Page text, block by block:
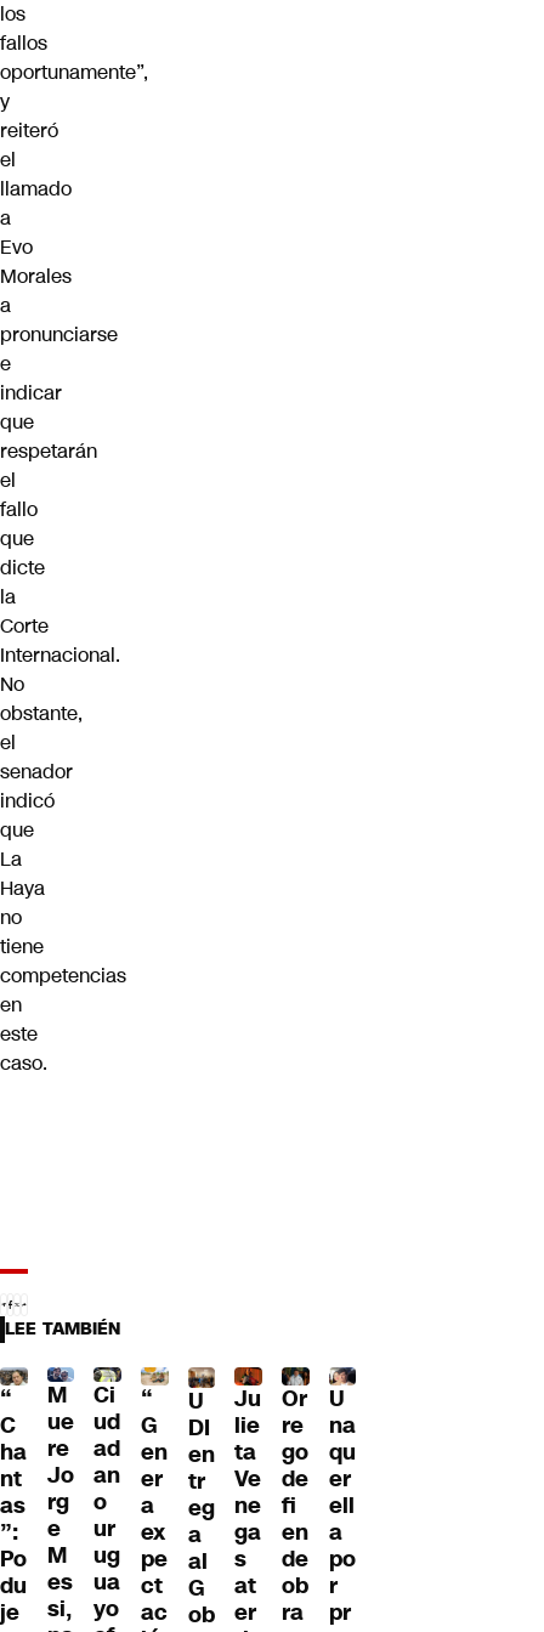
los
fallos
oportunamente”,
y
reiteró
el
llamado
a
Evo
Morales
a
pronunciarse
e
indicar
que
respetarán
el
fallo
que
dicte
la
Corte
Internacional.
No
obstante,
el
senador
indicó
que
La
Haya
no
tiene
competencias
en
este
caso.
LEE TAMBIÉN
“
C
ha
nt
as
”:
Po
du
je
M
ue
re
Jo
rg
e
M
es
si,
Ci
ud
ad
an
o
ur
ug
ua
yo
“
G
en
er
a
ex
pe
ct
ac
U
DI
en
tr
eg
a
al
G
ob
Ju
lie
ta
Ve
ne
ga
s
at
er
Or
re
go
de
fi
en
de
ob
ra
U
na
qu
er
ell
a
po
r
pr